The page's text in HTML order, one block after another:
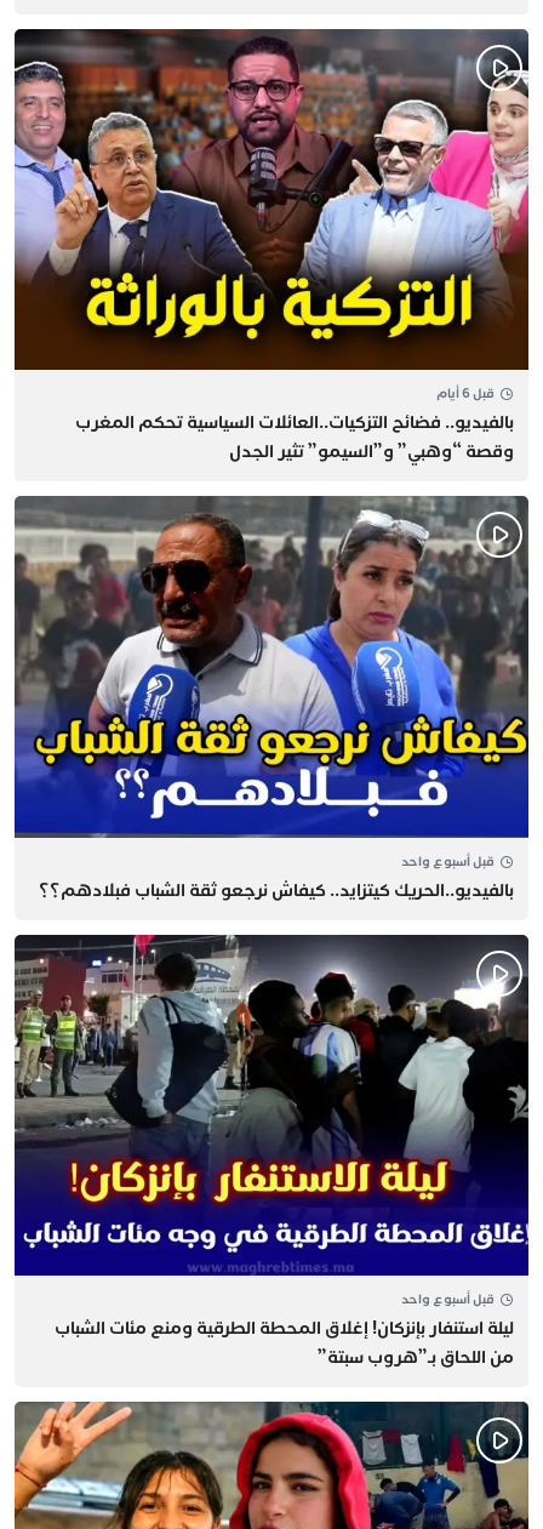
قبل 6 أيام
بالفيديو.. فضائح التزكيات..العائلات السياسية تحكم المغرب
وقصة “وهبي” و”السيمو” تثير الجدل
قبل أسبوع واحد
بالفيديو..الحريك كيتزايد.. كيفاش نرجعو ثقة الشباب فبلادهم؟؟
قبل أسبوع واحد
​ليلة استنفار بإنزكان! إغلاق المحطة الطرقية ومنع مئات الشباب
من اللحاق بـ”هروب سبتة”